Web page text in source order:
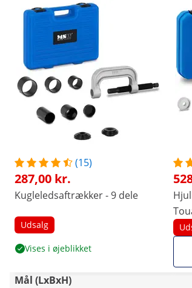
(15)
287,00 kr.
Kugleledsaftrækker - 9 dele
Udsalg
Vises i øjeblikket
Mål (LxBxH)